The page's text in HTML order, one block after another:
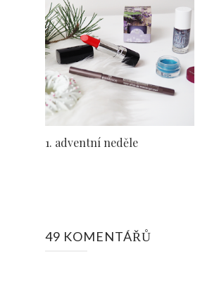
1. adventní neděle
49 KOMENTÁŘŮ